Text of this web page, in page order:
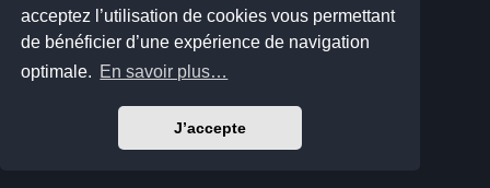
acceptez l’utilisation de cookies vous permettant
de bénéficier d’une expérience de navigation
optimale. En savoir plus…
J’accepte